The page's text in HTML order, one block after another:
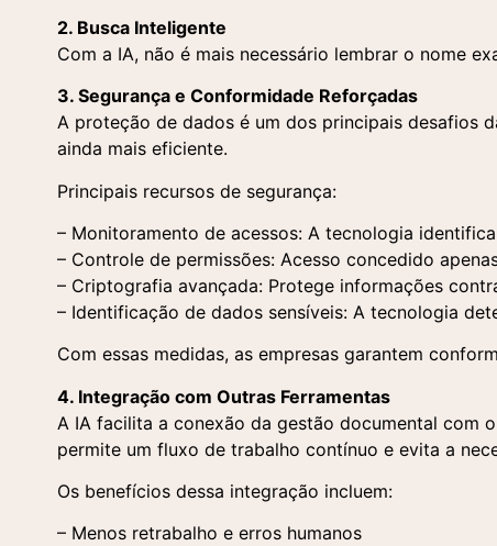
2. Busca Inteligente
Com a IA, não é mais necessário lembrar o nome
3. Segurança e Conformidade Reforçadas
A proteção de dados é um dos principais desafios
ainda mais eficiente.
Principais recursos de segurança:
– Monitoramento de acessos: A tecnologia
– Controle de permissões: Acesso concedido
– Criptografia avançada: Protege informações
– Identificação de dados sensíveis: A tecnologia
Com essas medidas, as empresas garantem
4. Integração com Outras Ferramentas
A IA facilita a conexão da gestão documental com
permite um fluxo de trabalho contínuo e evita a
Os benefícios dessa integração incluem:
– Menos retrabalho e erros humanos